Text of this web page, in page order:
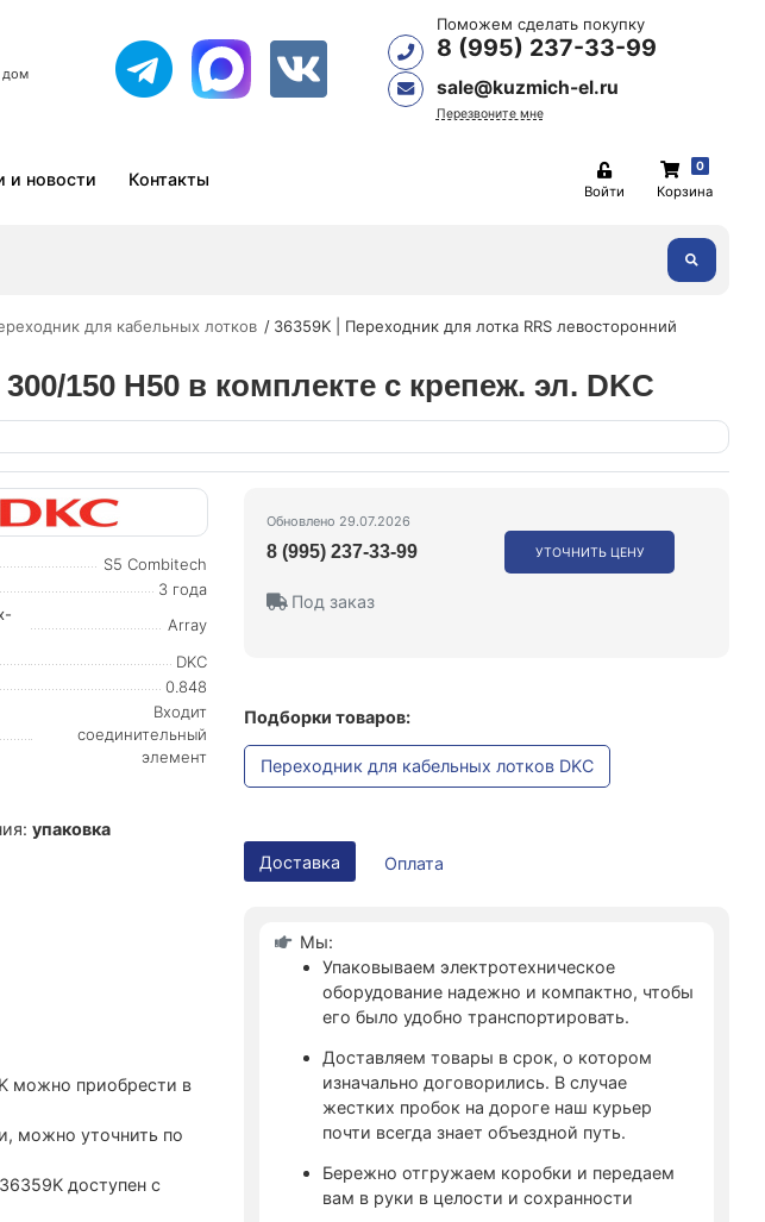
дом
Поможем сделать покупку
8 (995) 237-33-99
sale@kuzmich-el.ru
Перезвоните мне
и новости Контакты
Войти
0
Корзина
для кабельных лотков
36359K | Переходник для лотка RRS левосторонний
150 H50 в комплекте с крепеж. эл. DKC
S5 Combitech
3 года
Array
DKC
0.848
Входит
соединительный
элемент
упаковка
Обновлено 29.07.2026
8 (995) 237-33-99 УТОЧНИТЬ ЦЕНУ
Под заказ
Подборки товаров:
Переходник для кабельных лотков DKC
Доставка Оплата
Мы:
Упаковываем электротехническое
оборудование надежно и компактно, чтобы
его было удобно транспортировать.
Доставляем товары в срок, о котором
изначально договорились. В случае
жестких пробок на дороге наш курьер
почти всегда знает объездной путь.
Бережно отгружаем коробки и передаем
вам в руки в целости и сохранности
можно приобрести в
можно уточнить по
доступен с